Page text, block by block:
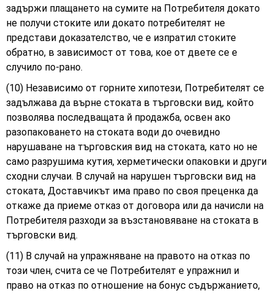
задържи плащането на сумите на Потребителя докато
не получи стоките или докато потребителят не
представи доказателство, че е изпратил стоките
обратно, в зависимост от това, кое от двете се е
случило по-рано.
(10) Независимо от горните хипотези, Потребителят се
задължава да върне стоката в търговски вид, който
позволява последващата й продажба, освен ако
разопаковането на стоката води до очевидно
нарушаване на търговския вид на стоката, като но не
само разрушима кутия, херметически опаковки и други
сходни случаи. В случай на нарушен търговски вид на
стоката, Доставчикът има право по своя преценка да
откаже да приеме отказ от договора или да начисли на
Потребителя разходи за възстановяване на стоката в
търговски вид.
(11) В случай на упражняване на правото на отказ по
този член, счита се че Потребителят е упражнил и
право на отказ по отношение на бонус съдържанието,